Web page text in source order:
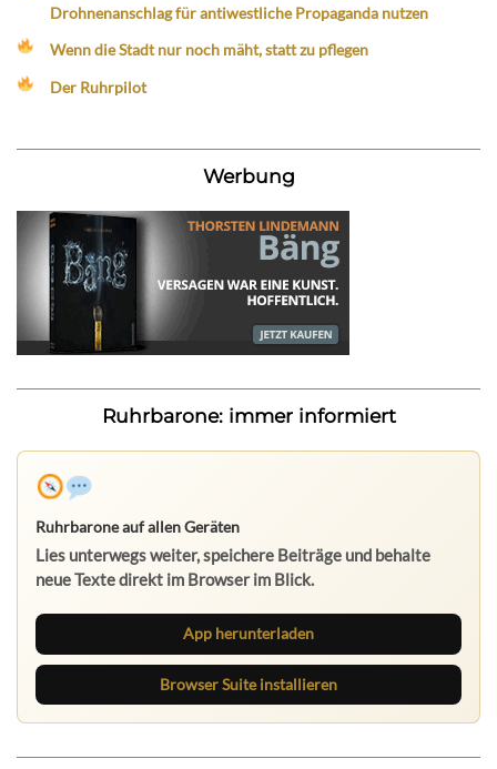
Drohnenanschlag für antiwestliche Propaganda nutzen
Wenn die Stadt nur noch mäht, statt zu pflegen
Der Ruhrpilot
Werbung
Ruhrbarone: immer informiert
Ruhrbarone auf allen Geräten
Lies unterwegs weiter, speichere Beiträge und behalte
neue Texte direkt im Browser im Blick.
App herunterladen
Browser Suite installieren